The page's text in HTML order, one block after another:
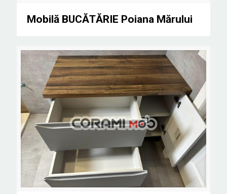
Mobilă BUCĂTĂRIE Poiana Mărului
Mobilă BUCĂTĂRIE Poiana Mărului